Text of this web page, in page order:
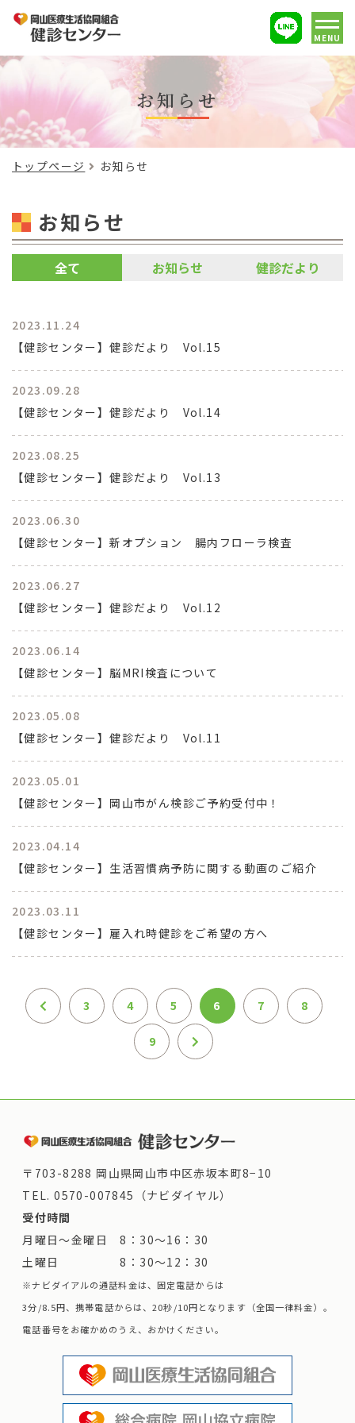
MENU
お知らせ
トップページ お知らせ
お知らせ
全て お知らせ 健診だより
2023.11.24
【健診センター】健診だより Vol.15
2023.09.28
【健診センター】健診だより Vol.14
2023.08.25
【健診センター】健診だより Vol.13
2023.06.30
【健診センター】新オプション 腸内フローラ検査
2023.06.27
【健診センター】健診だより Vol.12
2023.06.14
【健診センター】脳MRI検査について
2023.05.08
【健診センター】健診だより Vol.11
2023.05.01
【健診センター】岡山市がん検診ご予約受付中！
2023.04.14
【健診センター】生活習慣病予防に関する動画のご紹介
2023.03.11
【健診センター】雇入れ時健診をご希望の方へ
3 4 5 6 7 8
9
〒703-8288 岡山県岡山市中区赤坂本町8−10
TEL.0570-007845（ナビダイヤル）
受付時間
月曜日～金曜日 8：30～16：30
土曜日 8：30～12：30
※ナビダイアルの通話料金は、固定電話からは
3分/8.5円、携帯電話からは、20秒/10円となります（全国一律料金）。
電話番号をお確かめのうえ、おかけください。